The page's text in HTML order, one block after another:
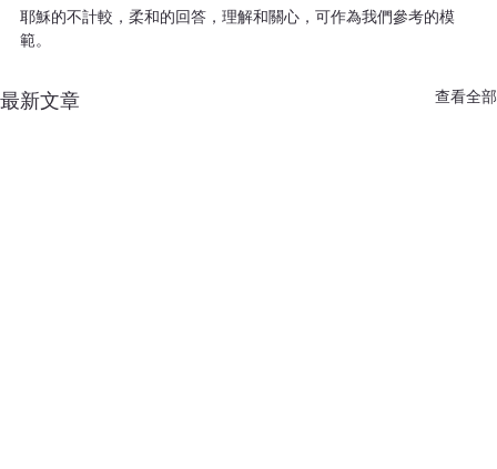
耶穌的不計較，柔和的回答，理解和關心，可作為我們參考的模
範。
最新文章 查看全部